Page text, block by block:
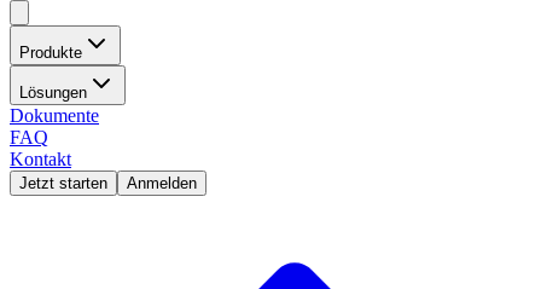
Produkte
Lösungen
Dokumente
FAQ
Kontakt
Jetzt starten Anmelden